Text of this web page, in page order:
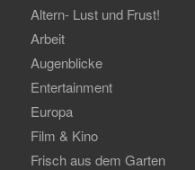
Altern- Lust und Frust!
Arbeit
Augenblicke
Entertainment
Europa
Film & Kino
Frisch aus dem Garten